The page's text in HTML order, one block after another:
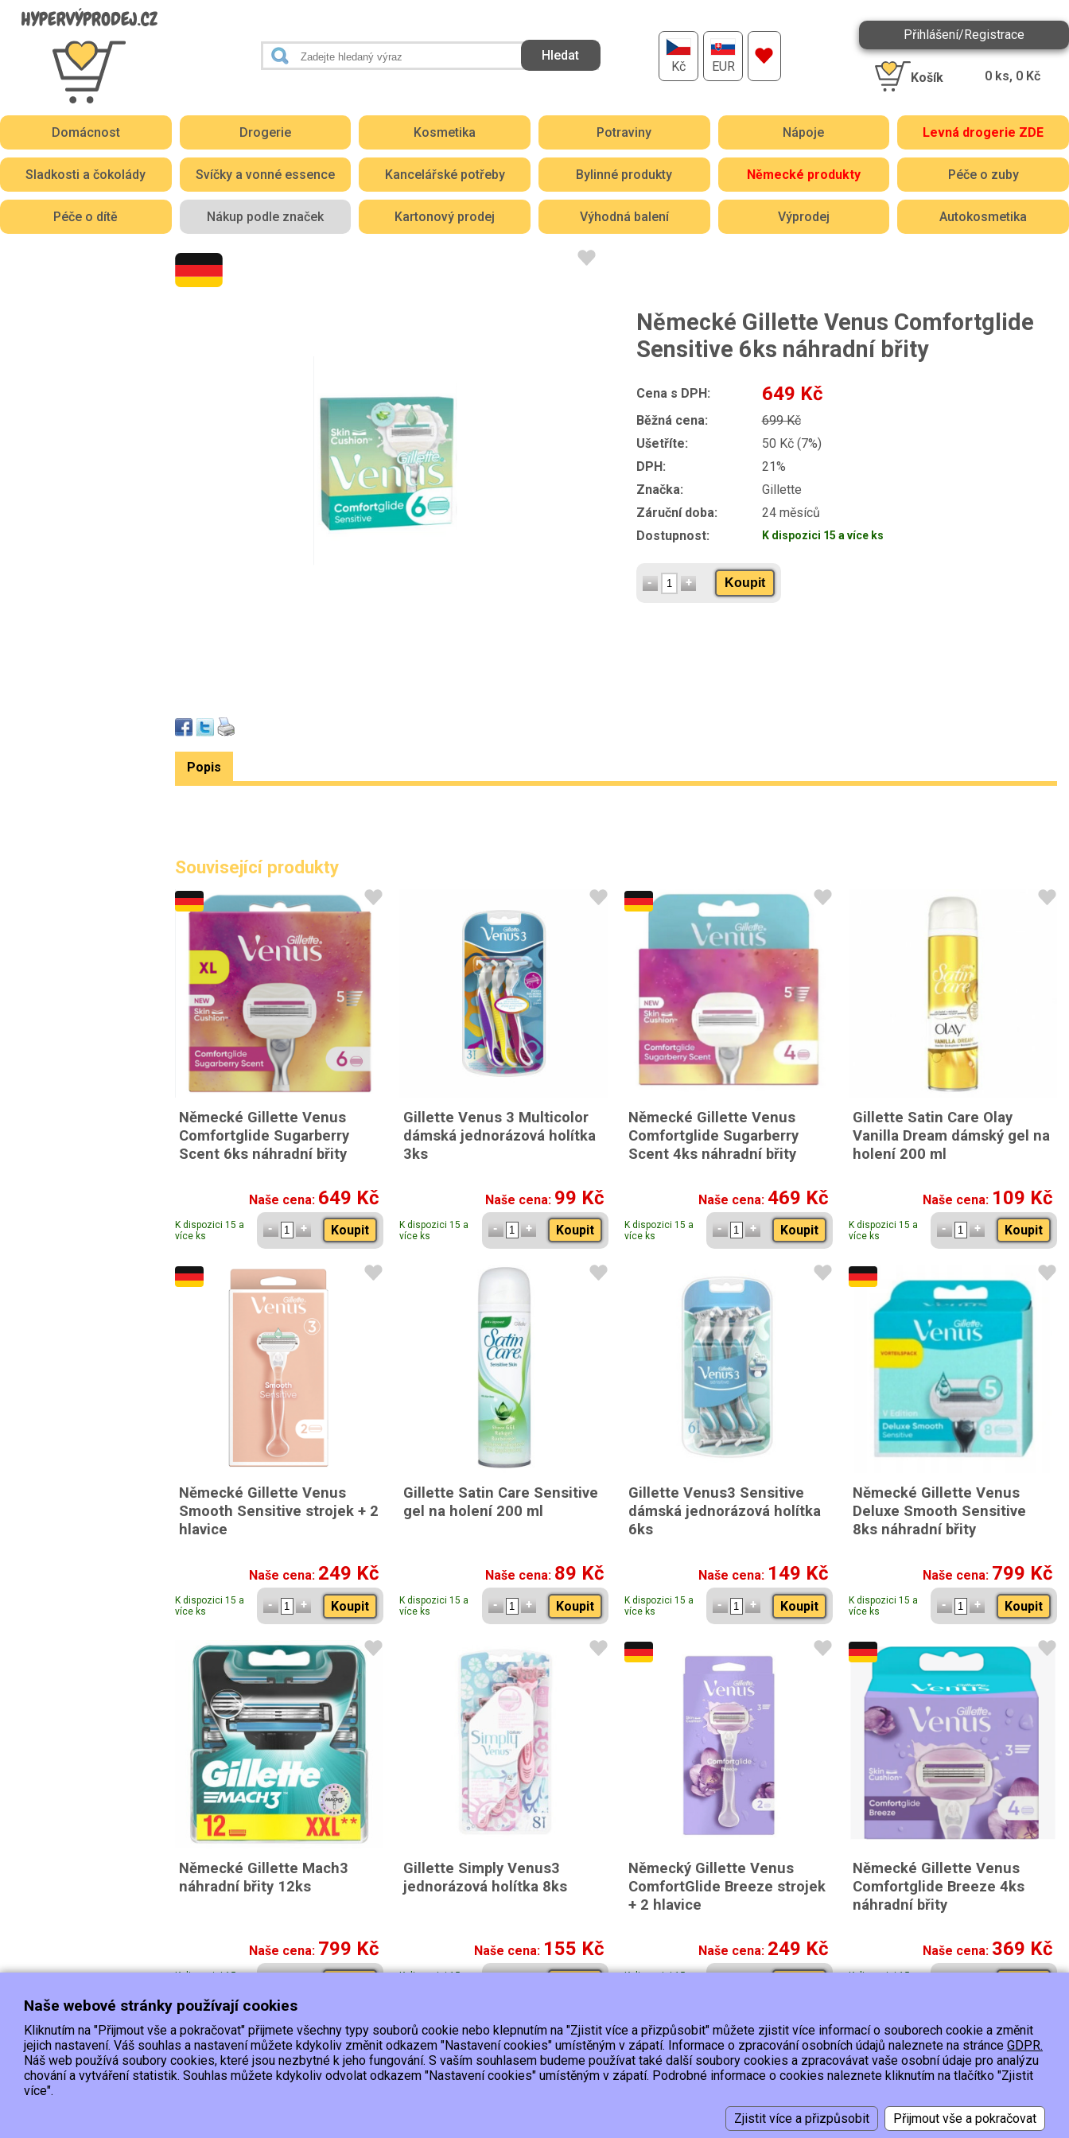
Kč EUR
Přihlášení/Registrace
Košík 0 ks, 0 Kč
Domácnost Drogerie Kosmetika Potraviny Nápoje Levná drogerie ZDE
Sladkosti a čokolády Svíčky a vonné essence Kancelářské potřeby Bylinné produkty Německé produkty Péče o zuby
Péče o dítě Nákup podle značek Kartonový prodej Výhodná balení Výprodej Autokosmetika
Německé Gillette Venus Comfortglide
Sensitive 6ks náhradní břity
Cena s DPH: 649 Kč
Běžná cena:
699 Kč
Ušetříte:
50 Kč (7%)
DPH:
21%
Značka:
Gillette
Záruční doba:
24 měsíců
Dostupnost:
K dispozici 15 a více ks
Koupit
Popis
Související produkty
Německé Gillette Venus
Comfortglide Sugarberry
Scent 6ks náhradní břity
Naše cena: 649 Kč
K dispozici 15 a
více ks
Koupit
Gillette Venus 3 Multicolor
dámská jednorázová holítka
3ks
Naše cena: 99 Kč
K dispozici 15 a
více ks
Koupit
Německé Gillette Venus
Comfortglide Sugarberry
Scent 4ks náhradní břity
Naše cena: 469 Kč
K dispozici 15 a
více ks
Koupit
Gillette Satin Care Olay
Vanilla Dream dámský gel na
holení 200 ml
Naše cena: 109 Kč
K dispozici 15 a
více ks
Koupit
Německé Gillette Venus
Smooth Sensitive strojek + 2
hlavice
Naše cena: 249 Kč
K dispozici 15 a
více ks
Koupit
Gillette Satin Care Sensitive
gel na holení 200 ml
Naše cena: 89 Kč
K dispozici 15 a
více ks
Koupit
Gillette Venus3 Sensitive
dámská jednorázová holítka
6ks
Naše cena: 149 Kč
K dispozici 15 a
více ks
Koupit
Německé Gillette Venus
Deluxe Smooth Sensitive
8ks náhradní břity
Naše cena: 799 Kč
K dispozici 15 a
více ks
Koupit
Německé Gillette Mach3
náhradní břity 12ks
Naše cena: 799 Kč
K dispozici 15 a
Gillette Simply Venus3
jednorázová holítka 8ks
Naše cena: 155 Kč
K dispozici 15 a
Německý Gillette Venus
ComfortGlide Breeze strojek
+ 2 hlavice
Naše cena: 249 Kč
K dispozici 15 a
Německé Gillette Venus
Comfortglide Breeze 4ks
náhradní břity
Naše cena: 369 Kč
K dispozici 15 a
Doprava Platba Kontakt/Reklamace Obchodní podmínky Ochrana os.údajů
EET :Podle zákona o evidenci tržeb je prodávající povinen vystavit kupujícímu účtenku.
Vytvořil:2026 © Smartware s.r.o. ,Redakční systém MultiCMS
Nastavení cookies
Naše webové stránky používají cookies
Kliknutím na "Přijmout vše a pokračovat" přijmete všechny typy souborů cookie nebo klepnutím na "Zjistit více a přizpůsobit" můžete zjistit více informací o souborech cookie a změnit
jejich nastavení. Váš souhlas a nastavení můžete kdykoliv změnit odkazem "Nastavení cookies" umístěným v zápatí. Informace o zpracování osobních údajů naleznete na stránce GDPR.
Náš web používá soubory cookies, které jsou nezbytné k jeho fungování. S vaším souhlasem budeme používat také další soubory cookies a zpracovávat vaše osobní údaje pro analýzu
chování a vytváření statistik. Souhlas můžete kdykoliv odvolat odkazem "Nastavení cookies" umístěným v zápatí. Podrobné informace o cookies naleznete kliknutím na tlačítko "Zjistit
více".
Zjistit více a přizpůsobit
Přijmout vše a pokračovat